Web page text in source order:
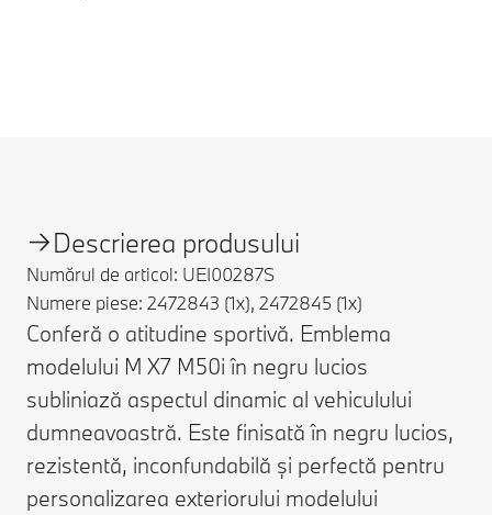
Descrierea produsului
Numărul de articol: UEI00287S
Numere piese: 2472843 (1x), 2472845 (1x)
Conferă o atitudine sportivă. Emblema
modelului M X7 M50i în negru lucios
subliniază aspectul dinamic al vehiculului
dumneavoastră. Este finisată în negru lucios,
rezistentă, inconfundabilă și perfectă pentru
personalizarea exteriorului modelului